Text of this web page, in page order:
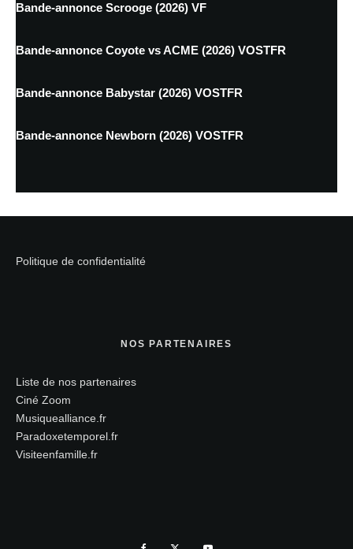
Bande-annonce Scrooge (2026) VF
Bande-annonce Coyote vs ACME (2026) VOSTFR
Bande-annonce Babystar (2026) VOSTFR
Bande-annonce Newborn (2026) VOSTFR
Politique de confidentialité
NOS PARTENAIRES
Liste de nos partenaires
Ciné Zoom
Musiquealliance.fr
Paradoxetemporel.fr
Visiteenfamille.fr